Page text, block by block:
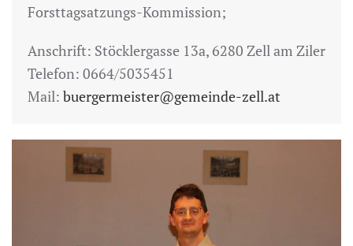
Forsttagsatzungs-Kommission;
Anschrift: Stöcklergasse 13a, 6280 Zell am Ziler
Telefon: 0664/5035451
Mail: buergermeister@gemeinde-zell.at